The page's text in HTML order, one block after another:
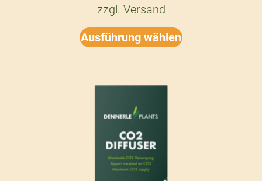
zzgl. Versand
Ausführung wählen